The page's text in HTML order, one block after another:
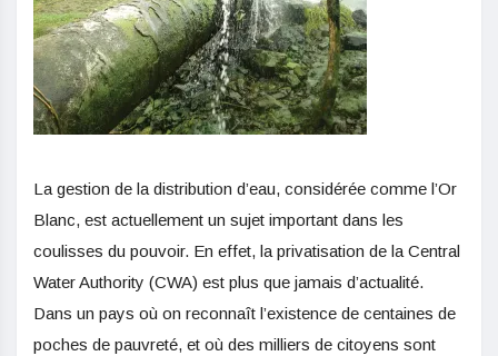
La gestion de la distribution d’eau, considérée comme l’Or
Blanc, est actuellement un sujet important dans les
coulisses du pouvoir. En effet, la privatisation de la Central
Water Authority (CWA) est plus que jamais d’actualité.
Dans un pays où on reconnaît l’existence de centaines de
poches de pauvreté, et où des milliers de citoyens sont